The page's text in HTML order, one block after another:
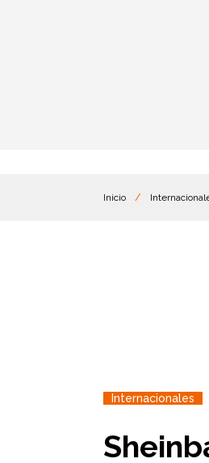
Inicio /
Internacionales